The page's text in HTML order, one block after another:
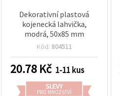
Dekorativní plastová
kojenecká lahvička,
modrá, 50x85 mm
Kód: 804511
20.78 Kč 1-11 kus
SLEVY
PRO MNOŽSTVÍ